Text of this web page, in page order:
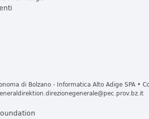
di Bolzano - Informatica Alto Adige SPA •